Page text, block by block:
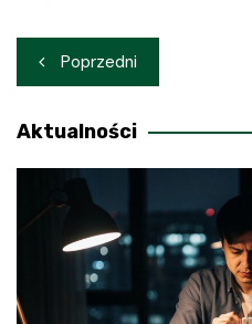
Nawigacja
wpisu
Poprzedni
Aktualności